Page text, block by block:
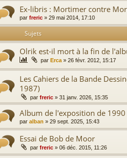
Ex-libris : Mortimer contre
par freric » 29 mai 2014, 17:10
Sujets
Olrik est-il mort à la fin de
par Erca» 26 févr. 2012, 15:17
Les Cahiers de la Bande
1987)
par freric » 31 janv. 2026, 15:35
Album de l'exposition de 1990
par alban » 29 sept. 2025, 15:43
Essai de Bob de Moor
par freric » 06 déc. 2015, 11:26